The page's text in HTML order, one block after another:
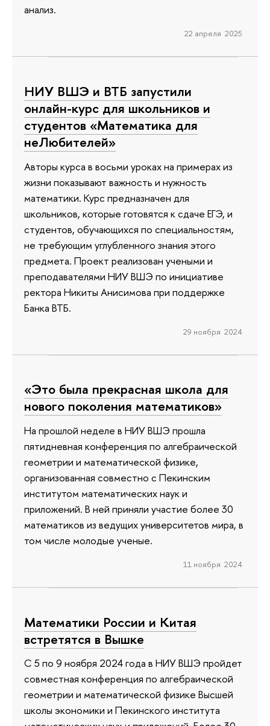
анализ.
22 апреля 2025
НИУ ВШЭ и ВТБ запустили
онлайн-курс для школьников и
студентов «Математика для
неЛюбителей»
Авторы курса в восьми уроках на примерах из
жизни показывают важность и нужность
математики. Курс предназначен для
школьников, которые готовятся к сдаче ЕГЭ, и
студентов, обучающихся по специальностям,
не требующим углубленного знания этого
предмета. Проект реализован учеными и
преподавателями НИУ ВШЭ по инициативе
ректора Никиты Анисимова при поддержке
Банка ВТБ.
29 ноября 2024
«Это была прекрасная школа для
нового поколения математиков»
На прошлой неделе в НИУ ВШЭ прошла
пятидневная конференция по алгебраической
геометрии и математической физике,
организованная совместно с Пекинским
институтом математических наук и
приложений. В ней приняли участие более 30
математиков из ведущих университетов мира, в
том числе молодые ученые.
11 ноября 2024
Математики России и Китая
встретятся в Вышке
С 5 по 9 ноября 2024 года в НИУ ВШЭ пройдет
совместная конференция по алгебраической
геометрии и математической физике Высшей
школы экономики и Пекинского института